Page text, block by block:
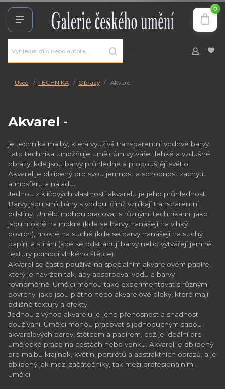
0
Úvod TECHNIKA Obrazy Akvarel
Akvarel -
je technika malby, která využívá transparentní vodové barvy.
Tato technika umožňuje umělcům vytvářet lehké a vzdušné
obrazy, kde jsou barvy průhledné a propouštějí světlo.
Akvarel je oblíbený pro svou jemnost a schopnost zachytit
atmosféru a náladu.
Jednou z klíčových vlastností akvarelu je jeho průhlednost.
Barvy jsou smíchány s vodou, čímž vznikají transparentní
odstíny. Umělci mohou pracovat s různými technikami, jako
jsou mokré na mokré (kde se barvy nanášejí na vlhký
povrch), mokré na suché (kde se barvy nanášejí na suchý
papír), a stírání (kde se odstraňují barvy nebo vytvářejí jemné
textury pomocí vlhkého štětce).
Akvarel se často používá na speciálním akvarelovém papíře,
který je navržen tak, aby absorboval vodu a barvy
rovnoměrně. Umělci mohou také experimentovat s různými
povrchy, jako jsou plátno nebo akvarelové bloky, které mají
odlišné textury a efekty.
Jednou z výhod akvarelu je jeho přenosnost a snadnost
používání. Umělci mohou pracovat s jednoduchým sadou
akvarelových barev, štětcem a papírem, což je ideální pro
umělecké práce na cestách nebo venku. Akvarel je oblíbený
pro malbu krajinek, květin, portrétů a abstraktních obrazů, a je
oblíbený jak mezi začátečníky, tak mezi profesionálními
umělci.